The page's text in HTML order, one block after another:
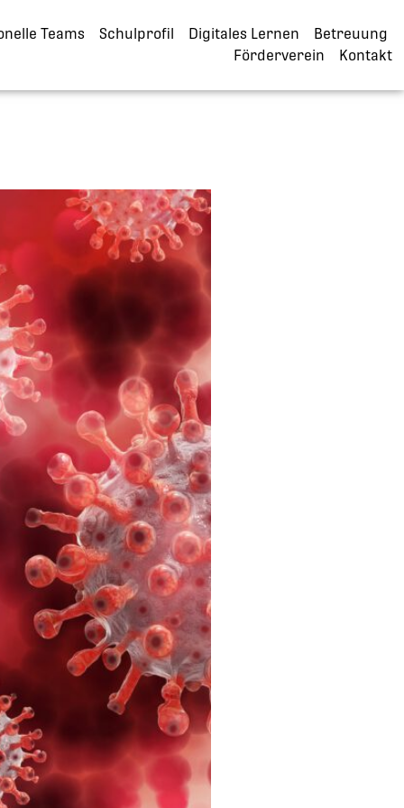
Teams Schulprofil Digitales Lernen
Betreuung
Förderverein
Kontakt